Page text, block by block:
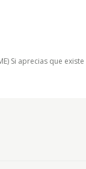
Si aprecias que